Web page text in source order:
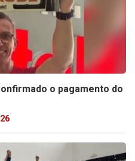
o pagamento do